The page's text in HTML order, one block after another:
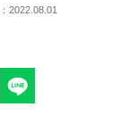
2022.08.01